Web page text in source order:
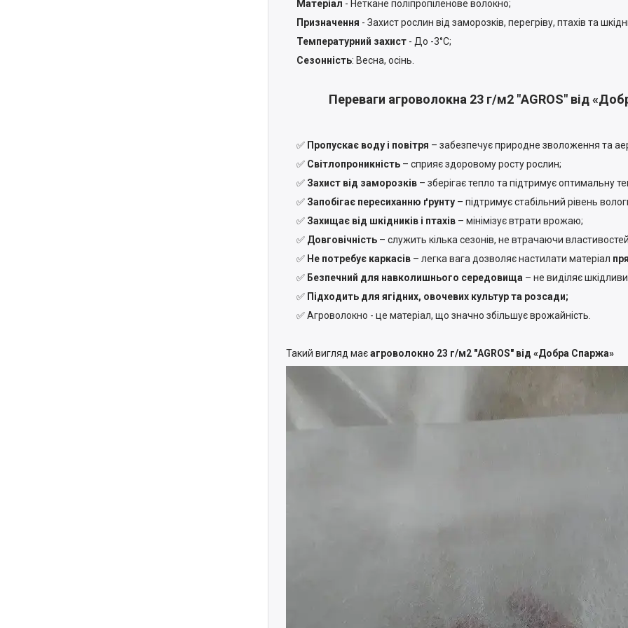
Матеріал - Неткане поліпропіленове волокно;
Призначення - Захист рослин від заморозків, перегріву, птахів та
Температурний захист - До -3°C;
Сезонність: Весна, осінь.
Переваги агроволокна 23 г/м2"AGROS" від
✅ Пропускає воду і повітря – забезпечує природне зволоження та
✅ Світлопроникність – сприяє здоровому росту рослин;
✅ Захист від заморозків – зберігає тепло та підтримує оптимальну
✅ Запобігає пересиханню ґрунту – підтримує стабільний рівень
✅ Захищає від шкідників і птахів – мінімізує втрати врожаю;
✅ Довговічність – служить кілька сезонів, не втрачаючи
✅ Не потребує каркасів – легка вага дозволяє настилати матеріал
✅ Безпечний для навколишнього середовища – не виділяє
✅ Підходить для ягідних, овочевих культур та розсади;
✅ Агроволокно - це матеріал, що значно збільшує врожайність.
Такий вигляд маєагроволокно 23 г/м2 "AGROS" від «Добра Спаржа»